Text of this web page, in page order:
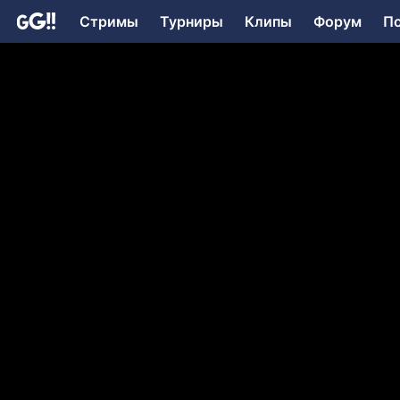
Стримы Турниры Клипы Форум